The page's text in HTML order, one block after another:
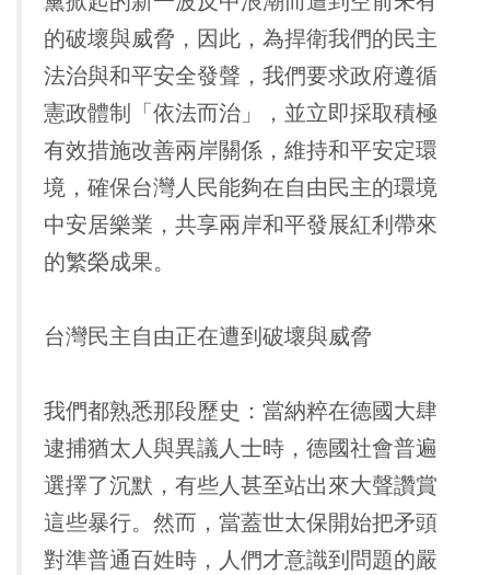
的破壞與威脅，因此，為捍衛我們的民主
法治與和平安全發聲，我們要求政府遵循
憲政體制「依法而治」，並立即採取積極
有效措施改善兩岸關係，維持和平安定環
境，確保台灣人民能夠在自由民主的環境
中安居樂業，共享兩岸和平發展紅利帶來
的繁榮成果。
台灣民主自由正在遭到破壞與威脅
我們都熟悉那段歷史：當納粹在德國大肆
逮捕猶太人與異議人士時，德國社會普遍
選擇了沉默，有些人甚至站出來大聲讚賞
這些暴行。然而，當蓋世太保開始把矛頭
對準普通百姓時，人們才意識到問題的嚴